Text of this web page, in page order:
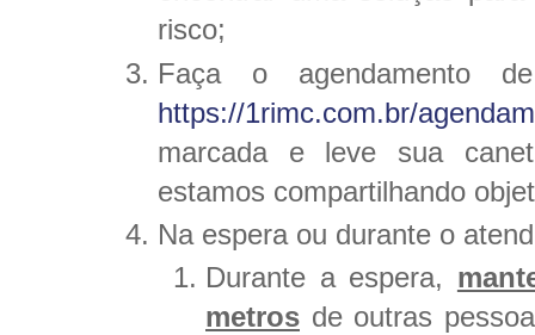
risco;
Faça o agendamento
https://1rimc.com.br/
marcada e leve sua
estamos compartilhando
Na espera ou durante o
Durante a espera,
metros de outras